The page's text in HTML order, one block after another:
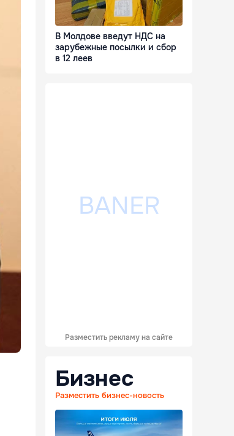
В Молдове введут НДС на
зарубежные посылки и сбор
в 12 леев
Разместить рекламу на сайте
Бизнес
Разместить бизнес-новость